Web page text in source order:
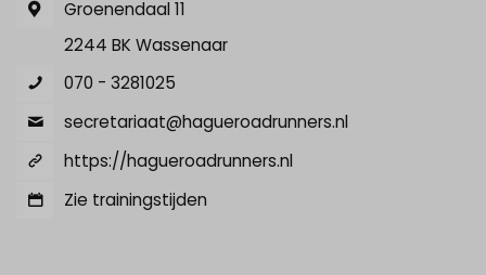
Groenendaal 11
2244 BK Wassenaar
070 - 3281025
secretariaat@hagueroadrunners.nl
https://hagueroadrunners.nl
Zie trainingstijden